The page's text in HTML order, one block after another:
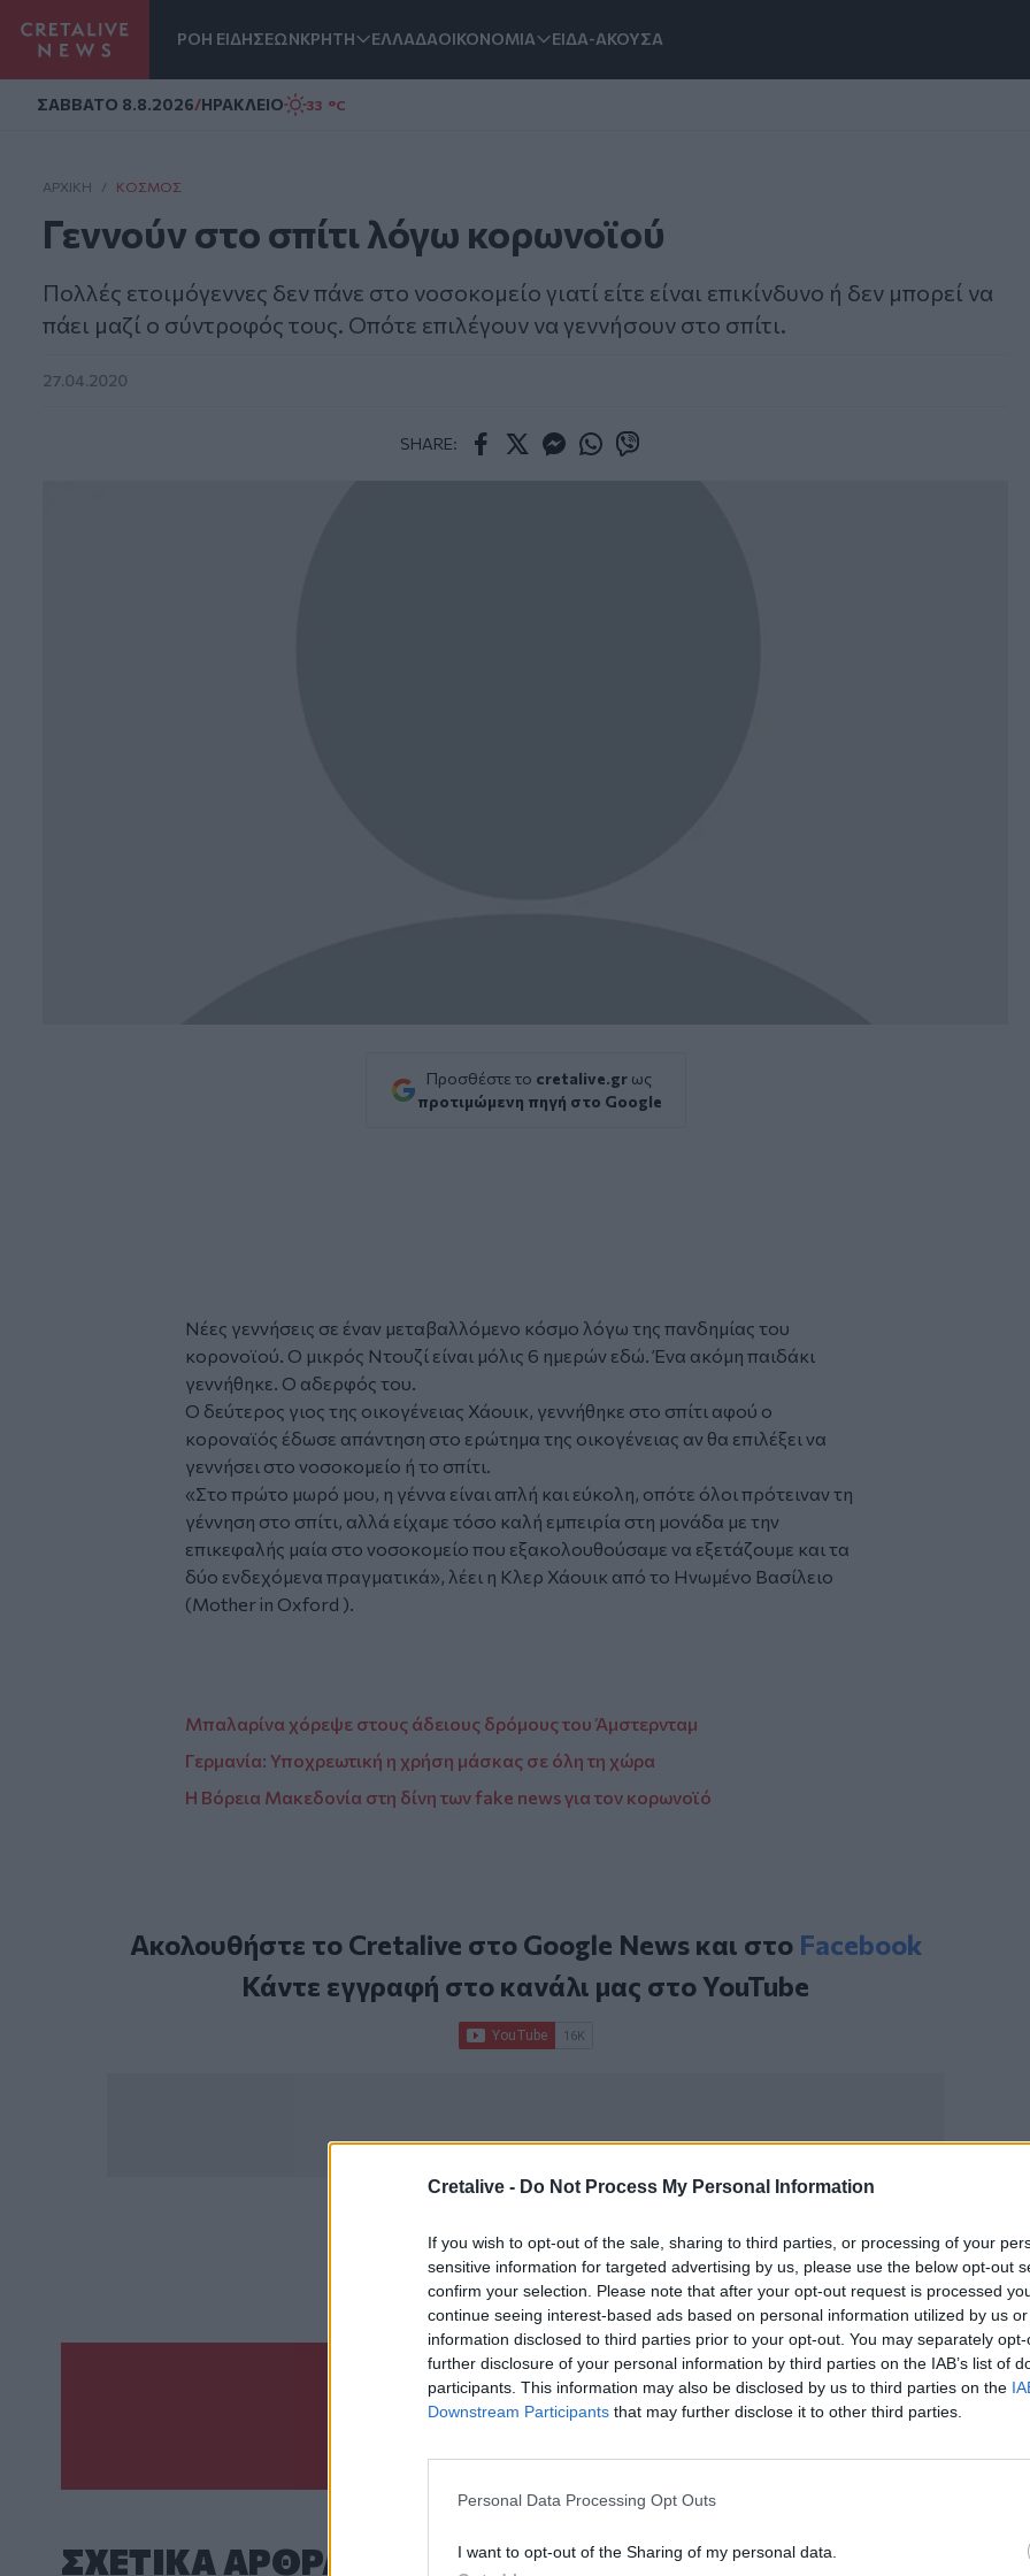
Cretalive - Do Not Process My Personal Information
If you wish to opt-out of the sale, sharing to third parties, or processing of your
sensitive information for targeted advertising by us, please use the below opt-out
confirm your selection. Please note that after your opt-out request is processed
continue seeing interest-based ads based on personal information utilized by us
information disclosed to third parties prior to your opt-out. You may separately
further disclosure of your personal information by third parties on the IAB’s list of
participants. This information may also be disclosed by us to third parties on the
Downstream Participants that may further disclose it to other third parties.
Personal Data Processing Opt Outs
I want to opt-out of the Sharing of my personal data.
ΡΟΗ ΕΙΔΗΣΕΩΝΚΡΗΤΗ ΕΛΛΑΔΑΟΙΚΟΝΟΜΙΑ ΕΙΔΑ-ΑΚΟΥΣΑ
ΣAΒΒΑΤΟ 8.8.2026/ΗΡΑΚΛΕΙΟ 33 °C
ΑΡΧΙΚΗ / ΚΌΣΜΟΣ
Γεννούν στο σπίτι λόγω κορωνοϊού
Πολλές ετοιμόγεννες δεν πάνε στο νοσοκομείο γιατί είτε είναι επικίνδυνο ή δεν μπορεί να
πάει μαζί ο σύντροφός τους. Οπότε επιλέγουν να γεννήσουν στο σπίτι.
27.04.2020
SHARE:
Προσθέστε το cretalive.gr ως
προτιμώμενη πηγή στο Google
Νέες γεννήσεις σε έναν μεταβαλλόμενο κόσμο λόγω της πανδημίας του
κορονοϊού. Ο μικρός Ντουζί είναι μόλις 6 ημερών εδώ. Ένα ακόμη παιδάκι
γεννήθηκε. Ο αδερφός του.
Ο δεύτερος γιος της οικογένειας Χάουικ, γεννήθηκε στο σπίτι αφού ο
κοροναϊός έδωσε απάντηση στο ερώτημα της οικογένειας αν θα επιλέξει να
γεννήσει στο νοσοκομείο ή το σπίτι.
«Στο πρώτο μωρό μου, η γέννα είναι απλή και εύκολη, οπότε όλοι πρότειναν τη
γέννηση στο σπίτι, αλλά είχαμε τόσο καλή εμπειρία στη μονάδα με την
επικεφαλής μαία στο νοσοκομείο που εξακολουθούσαμε να εξετάζουμε και τα
δύο ενδεχόμενα πραγματικά», λέει η Κλερ Χάουικ από το Ηνωμένο Βασίλειο
(Mother in Oxford ).
Μπαλαρίνα χόρεψε στους άδειους δρόμους του Άμστερνταμ
Γερμανία: Υποχρεωτική η χρήση μάσκας σε όλη τη χώρα
Η Βόρεια Μακεδονία στη δίνη των fake news για τον κορωνοϊό
Ακολουθήστε το Cretalive στο Google Newsκαι στο Facebook
Κάντε εγγραφή στο κανάλι μας στοYouTube
ΣΧΕΤΙΚΆ TAGS
Κορωνοϊός
Σπίτι Έγκυος
Γίνε ο ρεπόρτερ του CRETALIVE
ΣΧΕΤΙΚA AΡΘΡΑ